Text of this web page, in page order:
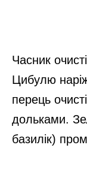
Часник
Цибулю
перець
дольками.
базилік)